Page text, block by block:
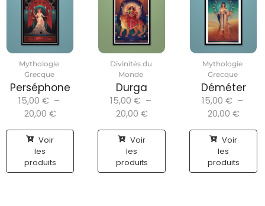
Mythologie
Grecque
Perséphone
15,00 € –
20,00 €
Voir
les
produits
Divinités du
Monde
Durga
15,00 € –
20,00 €
Voir
les
produits
Mythologie
Grecque
Déméter
15,00 € –
20,00 €
Voir
les
produits